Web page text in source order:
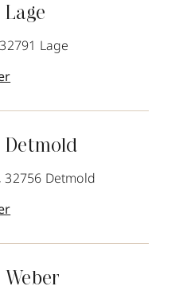
Lage
32791 Lage
Detmold
32756 Detmold
Weber